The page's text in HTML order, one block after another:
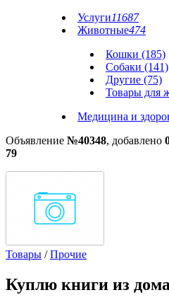
Услуги11687
Животные474
Кошки (185)
Собаки (141)
Другие (75)
Товары для
Медицина и
Объявление №40348, добавлено
79
Товары /Прочие
Куплю книги из